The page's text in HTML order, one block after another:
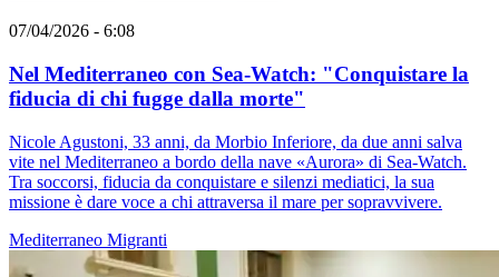
07/04/2026 - 6:08
Nel Mediterraneo con Sea-Watch: "Conquistare la
fiducia di chi fugge dalla morte"
Nicole Agustoni, 33 anni, da Morbio Inferiore, da due anni salva
vite nel Mediterraneo a bordo della nave «Aurora» di Sea-Watch.
Tra soccorsi, fiducia da conquistare e silenzi mediatici, la sua
missione è dare voce a chi attraversa il mare per sopravvivere.
Mediterraneo Migranti